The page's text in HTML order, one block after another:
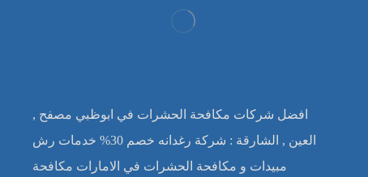
افضل شركات مكافحة الحشرات في ابوظبي مصفح ,
العين , الشارقة : شركة رغدانه خصم 30% خدمات رش
مبيدات و مكافحة الحشرات في الامارات مكافحة